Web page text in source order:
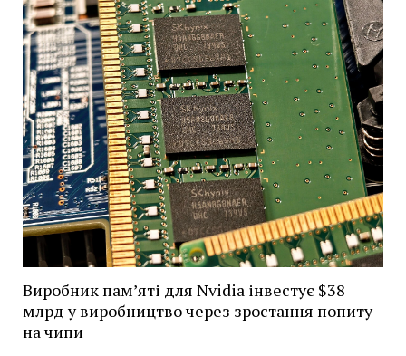
Виробник пам’яті для Nvidia інвестує $38
млрд у виробництво через зростання попиту
на чипи